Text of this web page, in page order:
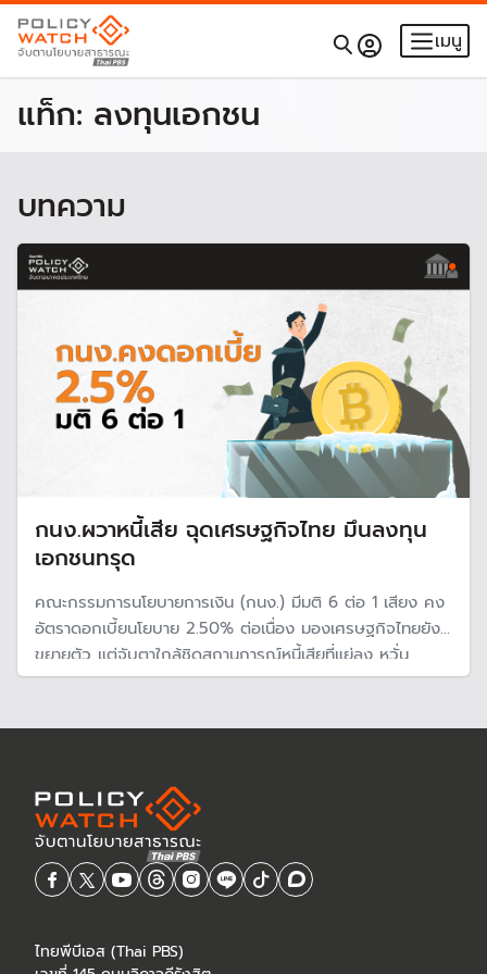
เมนู
แท็ก: ลงทุนเอกชน
บทความ
กนง.ผวาหนี้เสีย ฉุดเศรษฐกิจไทย มึนลงทุน
เอกชนทรุด
คณะกรรมการนโยบายการเงิน (กนง.) มีมติ 6 ต่อ 1 เสียง คง
อัตราดอกเบี้ยนโยบาย 2.50% ต่อเนื่อง มองเศรษฐกิจไทยยัง
ขยายตัว แต่จับตาใกล้ชิดสถานการณ์หนี้เสียที่แย่ลง หวั่น
กระทบเศรษฐกิจประเทศ
ไทยพีบีเอส (Thai PBS)